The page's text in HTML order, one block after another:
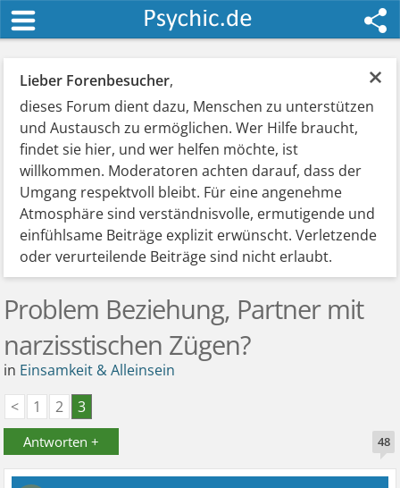
×
Lieber Forenbesucher,
dieses Forum dient dazu, Menschen zu unterstützen
und Austausch zu ermöglichen. Wer Hilfe braucht,
findet sie hier, und wer helfen möchte, ist
willkommen. Moderatoren achten darauf, dass der
Umgang respektvoll bleibt. Für eine angenehme
Atmosphäre sind verständnisvolle, ermutigende und
einfühlsame Beiträge explizit erwünscht. Verletzende
oder verurteilende Beiträge sind nicht erlaubt.
Problem Beziehung, Partner mit
narzisstischen Zügen?
in Einsamkeit & Alleinsein
<
1 2 3
Antworten + 48